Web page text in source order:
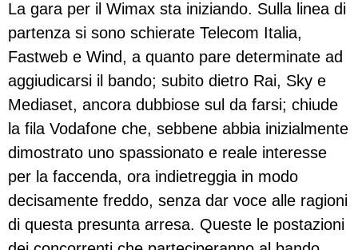
La gara per il Wimax sta iniziando. Sulla linea di
partenza si sono schierate Telecom Italia,
Fastweb e Wind, a quanto pare determinate ad
aggiudicarsi il bando; subito dietro Rai, Sky e
Mediaset, ancora dubbiose sul da farsi; chiude
la fila Vodafone che, sebbene abbia inizialmente
dimostrato uno spassionato e reale interesse
per la faccenda, ora indietreggia in modo
decisamente freddo, senza dar voce alle ragioni
di questa presunta arresa. Queste le postazioni